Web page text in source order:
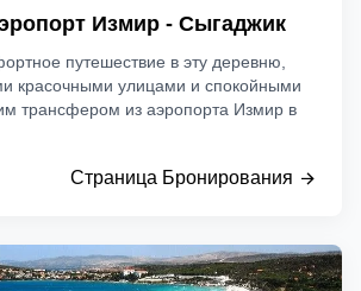
Измир - Сыгаджик
путешествие в эту деревню,
красочными улицами и спокойными
трансфером из аэропорта Измир в
Страница Бронирования